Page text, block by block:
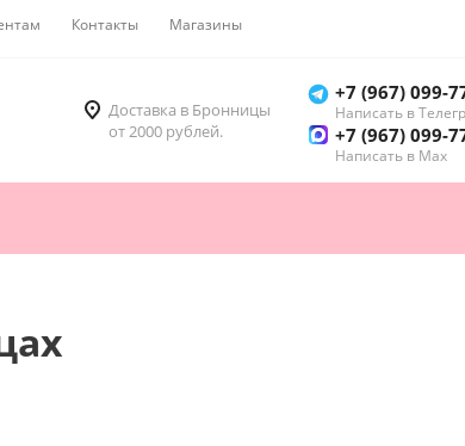
Контакты Магазины
Доставка в Бронницы
от 2000 рублей.
+7 (967) 099-
Написать в
+7 (967) 099-
Написать в Мах